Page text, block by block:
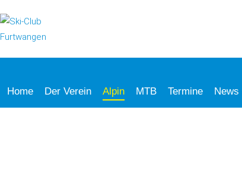
Home Der Verein Alpin MTB Termine News